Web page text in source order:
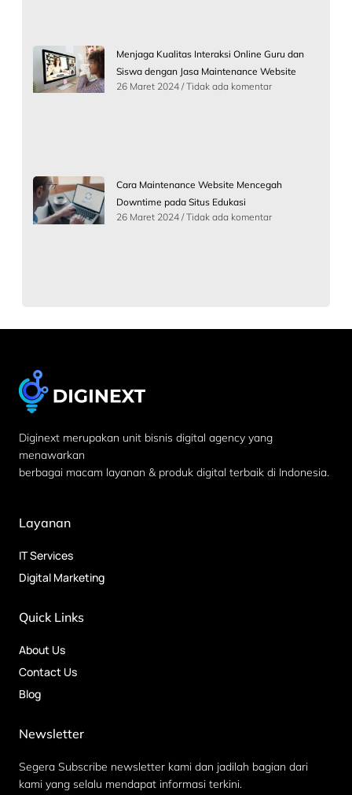
Menjaga Kualitas Interaksi Online Guru dan
Siswa dengan Jasa Maintenance Website
26 Maret 2024 Tidak ada komentar
Cara Maintenance Website Mencegah
Downtime pada Situs Edukasi
26 Maret 2024 Tidak ada komentar
Diginext merupakan unit bisnis digital agency yang
menawarkan
berbagai macam layanan & produk digital terbaik di Indonesia.
Layanan
IT Services
Digital Marketing
Quick Links
About Us
Contact Us
Blog
Newsletter
Segera Subscribe newsletter kami dan jadilah bagian dari
kami yang selalu mendapat informasi terkini.